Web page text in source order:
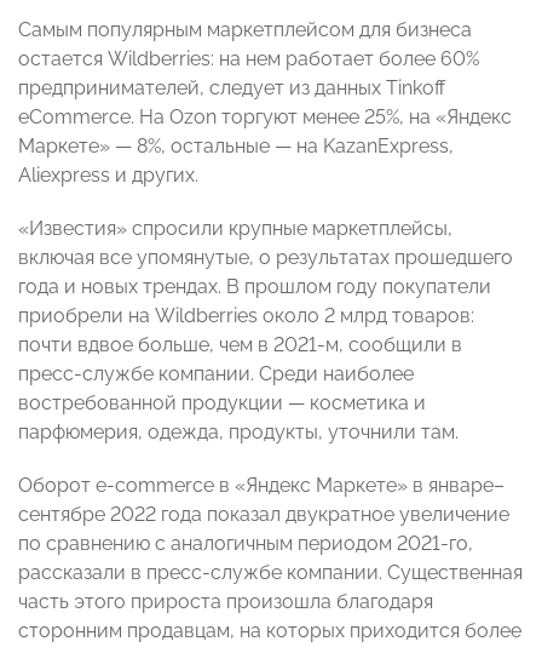
Самым популярным маркетплейсом для бизнеса
остается Wildberries: на нем работает более 60%
предпринимателей, следует из данных Tinkoff
eCommerce. На Ozon торгуют менее 25%, на «Яндекс
Маркете» — 8%, остальные — на KazanExpress,
Aliexpress и других.
«Известия» спросили крупные маркетплейсы,
включая все упомянутые, о результатах прошедшего
года и новых трендах. В прошлом году покупатели
приобрели на Wildberries около 2 млрд товаров:
почти вдвое больше, чем в 2021-м, сообщили в
пресс-службе компании. Среди наиболее
востребованной продукции — косметика и
парфюмерия, одежда, продукты, уточнили там.
Оборот e-commerce в «Яндекс Маркете» в январе–
сентябре 2022 года показал двукратное увеличение
по сравнению с аналогичным периодом 2021-го,
рассказали в пресс-службе компании. Существенная
часть этого прироста произошла благодаря
сторонним продавцам, на которых приходится более